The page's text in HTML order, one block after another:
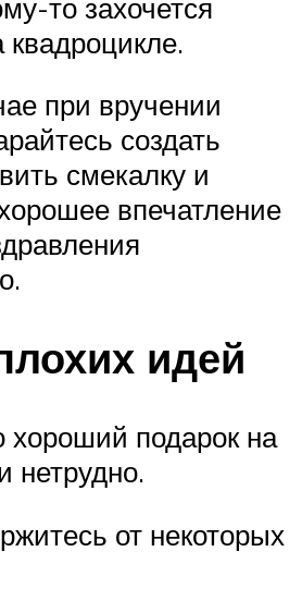
то захочется
квадроцикле.
при вручении
создать
смекалку и
впечатление
идей
хороший подарок на
нетрудно.
от некоторых